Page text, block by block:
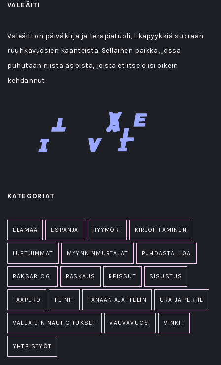
VALEÄITI
Valeäiti on päiväkirja ja terapiatuoli, likapyykkiä suoraan
ruuhkavuosien käänteistä. Sellainen paikka, jossa
puhutaan niistä asioista, joista et itse olisi oikein
kehdannut.
KATEGORIAT
ELÄMÄÄ ESPANJA HYYMÖRI KIRJOITTAMINEN
LUETUIMMAT MYYNNINMURTAJAT PUHDASTA ILOA
RAKSABLOGI RASKAUS REISSUT SISUSTUS
TAAPERO TEINIT TÄNÄÄN AJATTELIN URA JA PERHE
VALEÄIDIN NAUHOITUKSET VAUVAVUOSI VINKIT
YHTEISTYÖT